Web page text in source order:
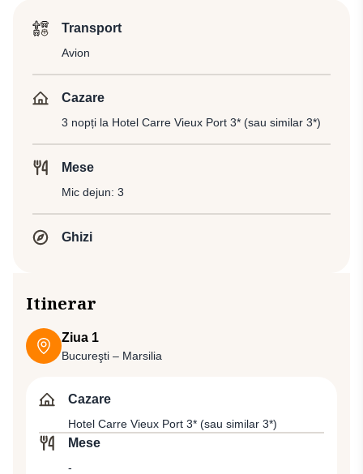
Transport
Avion
Cazare
3 nopți la Hotel Carre Vieux Port 3* (sau similar 3*)
Mese
Mic dejun: 3
Ghizi
Itinerar
Ziua 1
Bucureşti – Marsilia
Cazare
Hotel Carre Vieux Port 3* (sau similar 3*)
Mese
-